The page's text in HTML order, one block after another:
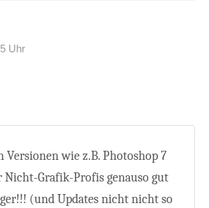
Uhr
Versionen wie z.B. Photoshop 7
Nicht-Grafik-Profis genauso gut
(und Updates nicht nicht so